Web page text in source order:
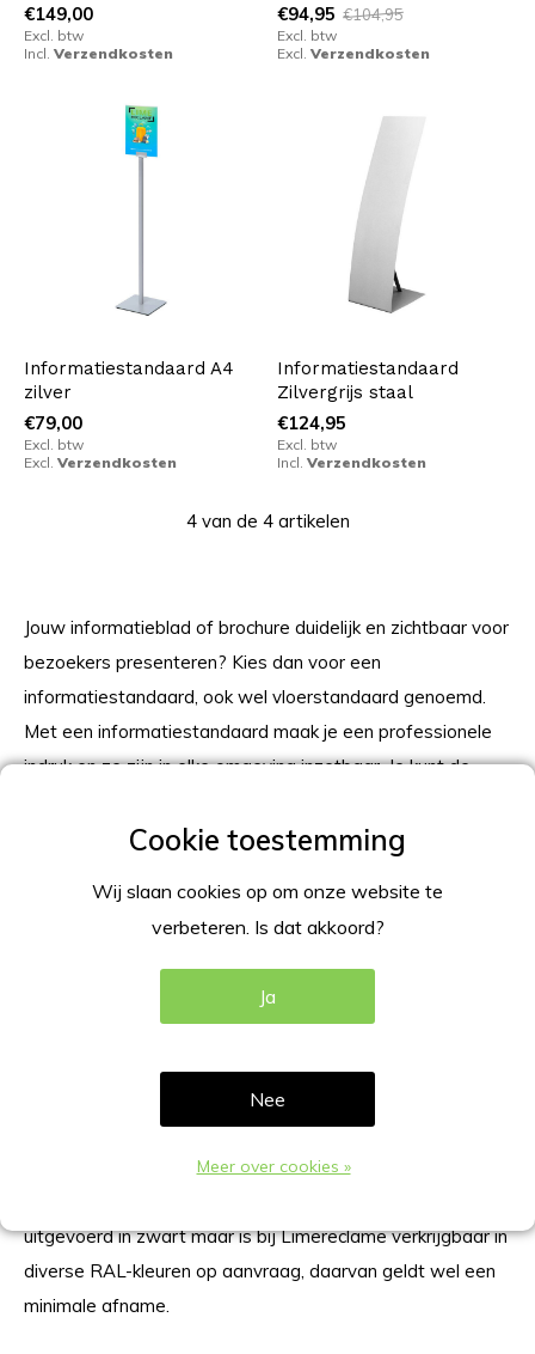
€149,00
Excl. btw
Incl. Verzendkosten
€94,95 €104,95
Excl. btw
Excl. Verzendkosten
Informatiestandaard A4
zilver
€79,00
Excl. btw
Excl. Verzendkosten
Informatiestandaard
Zilvergrijs staal
€124,95
Excl. btw
Incl. Verzendkosten
4 van de 4 artikelen
Jouw informatieblad of brochure duidelijk en zichtbaar voor
bezoekers presenteren? Kies dan voor een
informatiestandaard, ook wel vloerstandaard genoemd.
Met een informatiestandaard maak je een professionele
indruk en ze zijn in elke omgeving inzetbaar. Je kunt de
showroom maar ook in tal van andere omgevingen. Denk
andere instelling, een bijeenkomst of een vergadering.
Informatiestandaard assortiment
Limereclame biedt mooi uitgevoerde en vormgegeven
Luxe A4 zwart is voorzien van een magnetische
. De standaard weegt slechts 5 kilo en is daarom
eenvoudig te verplaatsen. Compleet en volledig
uitgevoerd in zwart maar is bij Limereclame verkrijgbaar in
diverse RAL-kleuren op aanvraag, daarvan geldt wel een
minimale afname.
Wij slaan cookies op om onze website te
verbeteren. Is dat akkoord?
Ja
Nee
Meer over cookies »